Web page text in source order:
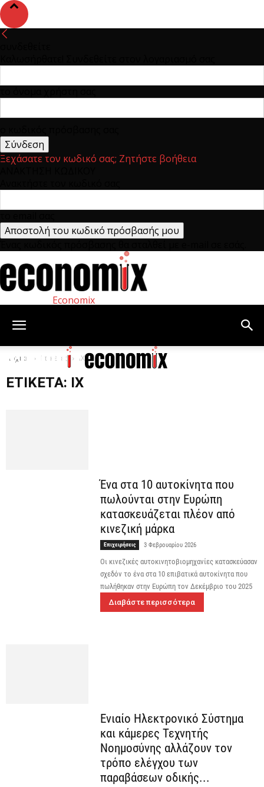
Ξεχάσατε τον κωδικό σας; Ζητήστε βοήθεια
Economix
Αρχική Ετικέτες ΙΧ
ΕΤΙΚΈΤΑ: ΙΧ
Ένα στα 10 αυτοκίνητα που
πωλούνται στην Ευρώπη
κατασκευάζεται πλέον από
κινεζική μάρκα
Επιχειρήσεις 3 Φεβρουαρίου 2026
Οι κινεζικές αυτοκινητοβιομηχανίες κατασκεύασαν
σχεδόν το ένα στα 10 επιβατικά αυτοκίνητα που
πωλήθηκαν στην Ευρώπη τον Δεκέμβριο του 2025
Διαβάστε περισσότερα
Ενιαίο Ηλεκτρονικό Σύστημα
και κάμερες Τεχνητής
Νοημοσύνης αλλάζουν τον
τρόπο ελέγχου των
παραβάσεων οδικής...